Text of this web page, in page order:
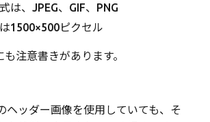
は、JPEG、GIF、PNG
1500×500ピクセル
注意書きがあります。
ヘッダー画像を使用していても、そ